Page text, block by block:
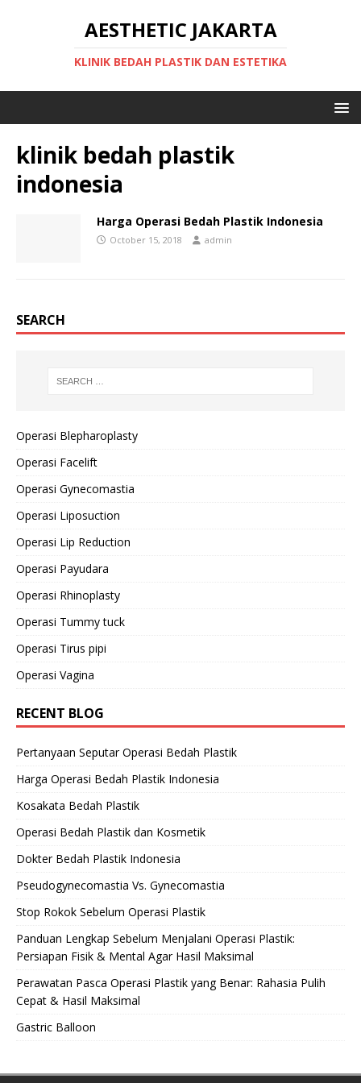
AESTHETIC JAKARTA
KLINIK BEDAH PLASTIK DAN ESTETIKA
klinik bedah plastik
indonesia
Harga Operasi Bedah Plastik Indonesia
October 15, 2018 admin
SEARCH
Operasi Blepharoplasty
Operasi Facelift
Operasi Gynecomastia
Operasi Liposuction
Operasi Lip Reduction
Operasi Payudara
Operasi Rhinoplasty
Operasi Tummy tuck
Operasi Tirus pipi
Operasi Vagina
RECENT BLOG
Pertanyaan Seputar Operasi Bedah Plastik
Harga Operasi Bedah Plastik Indonesia
Kosakata Bedah Plastik
Operasi Bedah Plastik dan Kosmetik
Dokter Bedah Plastik Indonesia
Pseudogynecomastia Vs. Gynecomastia
Stop Rokok Sebelum Operasi Plastik
Panduan Lengkap Sebelum Menjalani Operasi Plastik:
Persiapan Fisik & Mental Agar Hasil Maksimal
Perawatan Pasca Operasi Plastik yang Benar: Rahasia Pulih
Cepat & Hasil Maksimal
Gastric Balloon